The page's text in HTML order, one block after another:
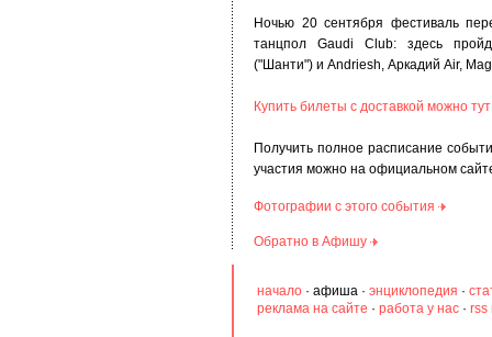
Ночью 20 сентября фестиваль
танцпол Gaudi Club: здесь
("Шанти") и Andriesh, Аркадий Air,
Купить билеты с доставкой можно тут
Получить полное расписание
участия можно на официальном
Фотографии с этого события
Обратно в Афишу
начало · афиша · энциклопедия ·
реклама на сайте · работа у нас · rss